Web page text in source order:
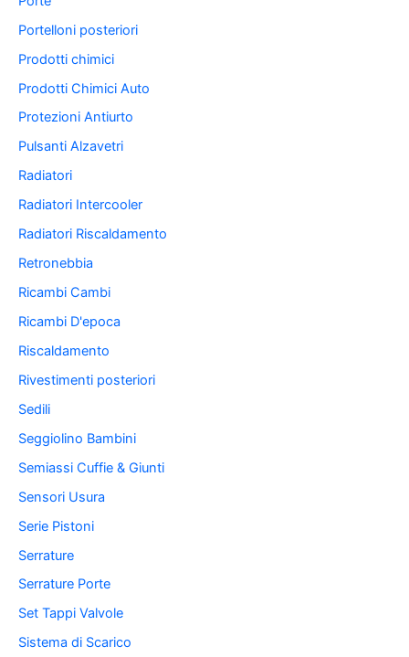
Portelloni posteriori
Prodotti chimici
Prodotti Chimici Auto
Protezioni Antiurto
Pulsanti Alzavetri
Radiatori
Radiatori Intercooler
Radiatori Riscaldamento
Retronebbia
Ricambi Cambi
Ricambi D'epoca
Riscaldamento
Rivestimenti posteriori
Sedili
Seggiolino Bambini
Semiassi Cuffie & Giunti
Sensori Usura
Serie Pistoni
Serrature
Serrature Porte
Set Tappi Valvole
Sistema di Scarico